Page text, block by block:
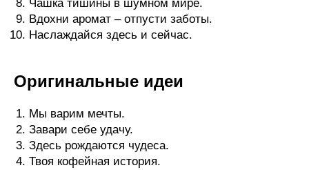
Чашка тишины в шумном мире.
Вдохни аромат – отпусти заботы.
Наслаждайся здесь и сейчас.
Оригинальные идеи
Мы варим мечты.
Завари себе удачу.
Здесь рождаются чудеса.
Твоя кофейная история.